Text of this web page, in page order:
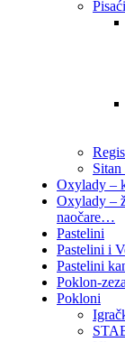
Oxylady –
Oxylady –
naočare…
Pastelini
Pastelini i
Pastelini
Poklon-
Pokloni